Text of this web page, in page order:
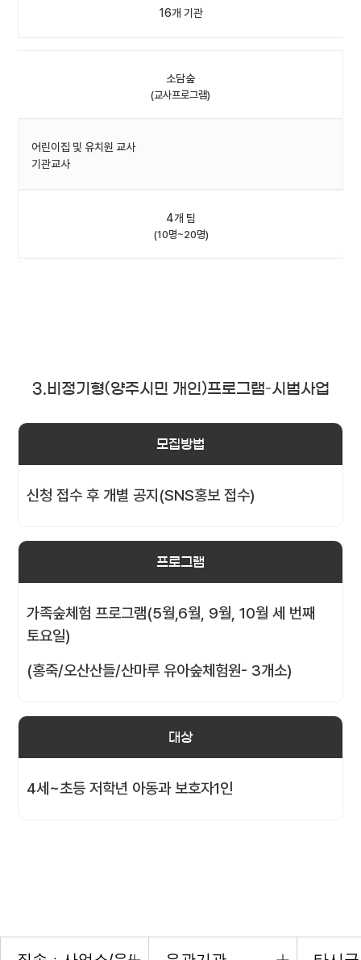
16개 기관
소담숲
(교사프로그램)
어린이집 및 유치원 교사
기관교사
4개 팀
(10명~20명)
3.비정기형(양주시민 개인)프로그램–시범사업
모집방법
신청 접수 후 개별 공지(SNS홍보 접수)
프로그램
가족숲체험 프로그램(5월,6월, 9월, 10월 세 번째
토요일)
(홍죽/오산산들/산마루 유아숲체험원- 3개소)
대상
4세~초등 저학년 아동과 보호자1인